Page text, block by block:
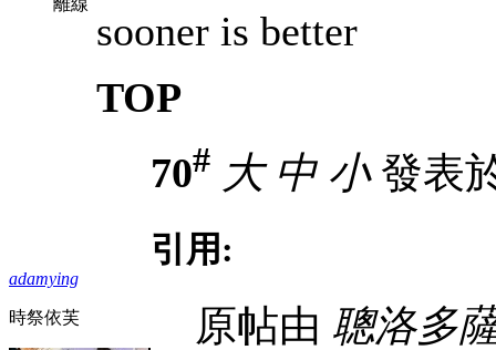
sooner is better
TOP
adamying
時祭依芙
70# 大 中 小發表
引用:
原帖由 聰洛多